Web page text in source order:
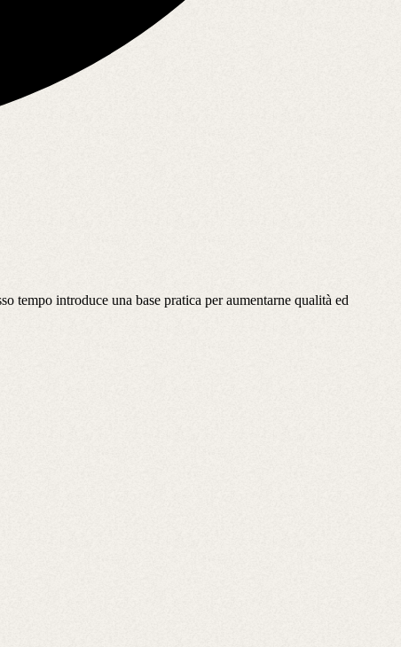
tempo introduce una base pratica per aumentarne qualità ed